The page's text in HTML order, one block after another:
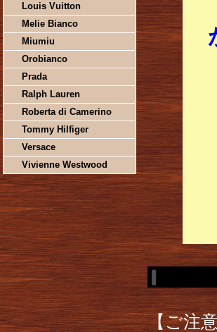
Louis Vuitton
Melie Bianco
Miumiu
Orobianco
Prada
Ralph Lauren
Roberta di Camerino
Tommy Hilfiger
Versace
Vivienne Westwood
【ご注